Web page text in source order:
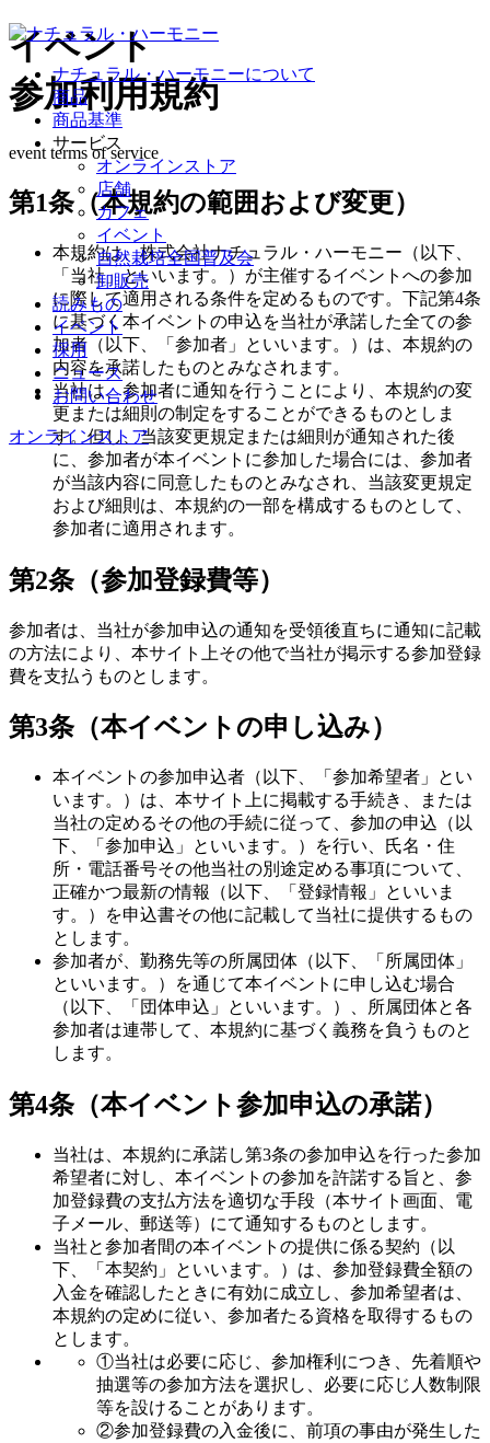
ナチュラル・ハーモニーについて
商品
商品基準
サービス
オンラインストア
店舗
カフェ
イベント
自然栽培全国普及会
卸販売
読みもの
イベント
採用
ニュース
お問い合わせ
オンラインストア
イベント
参加利用規約
event terms of service
第1条（本規約の範囲および変更）
本規約は、株式会社ナチュラル・ハーモニー（以下、
「当社」といいます。）が主催するイベントへの参加
に際して適用される条件を定めるものです。下記第4条
に基づく本イベントの申込を当社が承諾した全ての参
加者（以下、「参加者」といいます。）は、本規約の
内容を承諾したものとみなされます。
当社は、参加者に通知を行うことにより、本規約の変
更または細則の制定をすることができるものとしま
す。但し、当該変更規定または細則が通知された後
に、参加者が本イベントに参加した場合には、参加者
が当該内容に同意したものとみなされ、当該変更規定
および細則は、本規約の一部を構成するものとして、
参加者に適用されます。
第2条（参加登録費等）
参加者は、当社が参加申込の通知を受領後直ちに通知に記載
の方法により、本サイト上その他で当社が掲示する参加登録
費を支払うものとします。
第3条（本イベントの申し込み）
本イベントの参加申込者（以下、「参加希望者」とい
います。）は、本サイト上に掲載する手続き、または
当社の定めるその他の手続に従って、参加の申込（以
下、「参加申込」といいます。）を行い、氏名・住
所・電話番号その他当社の別途定める事項について、
正確かつ最新の情報（以下、「登録情報」といいま
す。）を申込書その他に記載して当社に提供するもの
とします。
参加者が、勤務先等の所属団体（以下、「所属団体」
といいます。）を通じて本イベントに申し込む場合
（以下、「団体申込」といいます。）、所属団体と各
参加者は連帯して、本規約に基づく義務を負うものと
します。
第4条（本イベント参加申込の承諾）
当社は、本規約に承諾し第3条の参加申込を行った参加
希望者に対し、本イベントの参加を許諾する旨と、参
加登録費の支払方法を適切な手段（本サイト画面、電
子メール、郵送等）にて通知するものとします。
当社と参加者間の本イベントの提供に係る契約（以
下、「本契約」といいます。）は、参加登録費全額の
入金を確認したときに有効に成立し、参加希望者は、
本規約の定めに従い、参加者たる資格を取得するもの
とします。
①当社は必要に応じ、参加権利につき、先着順や
抽選等の参加方法を選択し、必要に応じ人数制限
等を設けることがあります。
②参加登録費の入金後に、前項の事由が発生した